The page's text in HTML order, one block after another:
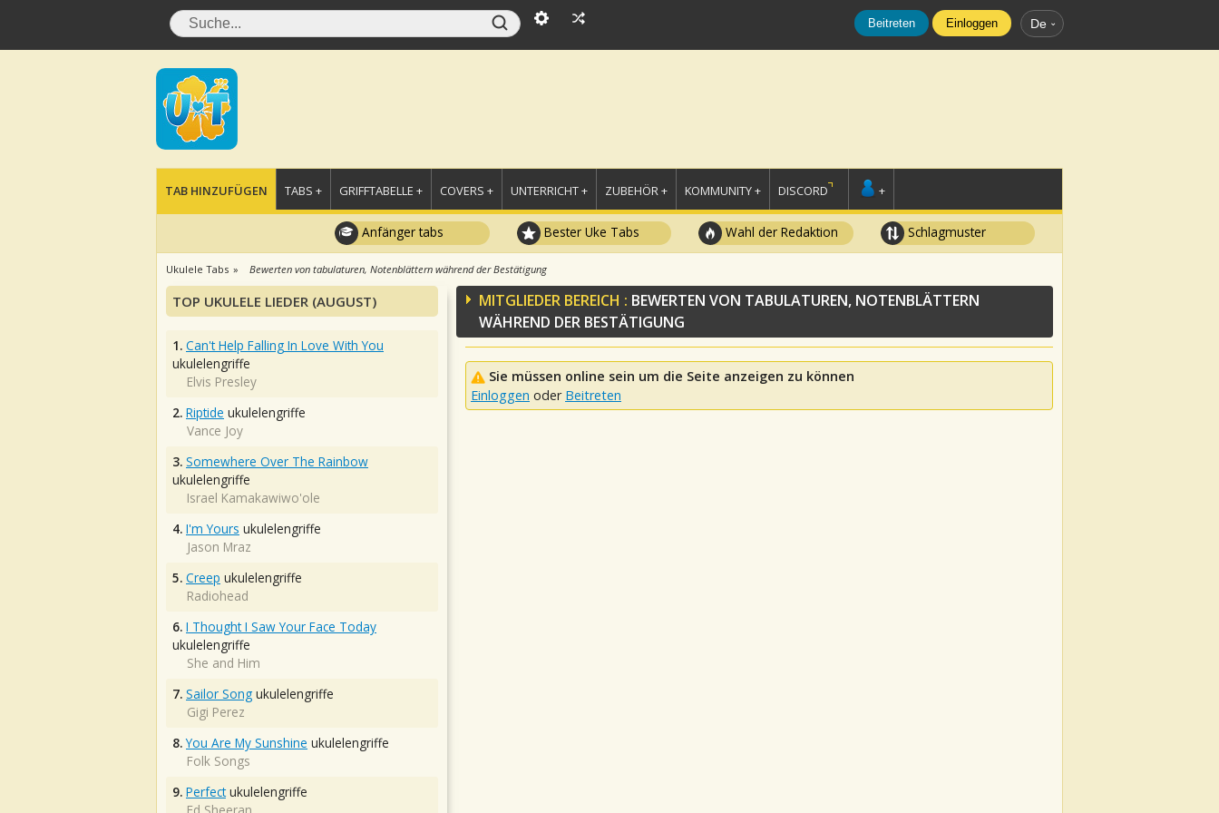
Beitreten Einloggen De
TAB HINZUFÜGEN TABS + GRIFFTABELLE + COVERS + UNTERRICHT + ZUBEHÖR + KOMMUNITY + DISCORD +
Anfänger tabs Bester Uke Tabs Wahl der Redaktion Schlagmuster
Ukulele Tabs Bewerten von tabulaturen, Notenblättern während der Bestätigung
MITGLIEDER BEREICH : BEWERTEN VON TABULATUREN, NOTENBLÄTTERN
WÄHREND DER BESTÄTIGUNG
Sie müssen online sein um die Seite anzeigen zu können
Einloggen oder Beitreten
TOP UKULELE LIEDER (AUGUST)
1. Can't Help Falling In Love With You
ukulelengriffe
Elvis Presley
2. Riptide ukulelengriffe
Vance Joy
3. Somewhere Over The Rainbow
ukulelengriffe
Israel Kamakawiwo'ole
4. I'm Yours ukulelengriffe
Jason Mraz
5. Creep ukulelengriffe
Radiohead
6. I Thought I Saw Your Face Today
ukulelengriffe
She and Him
7. Sailor Song ukulelengriffe
Gigi Perez
8. You Are My Sunshine ukulelengriffe
Folk Songs
9. Perfectukulelengriffe